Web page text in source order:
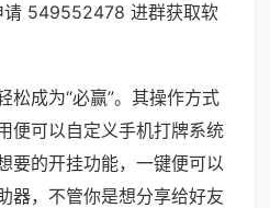
请 549552478 进群获取软
松成为“必赢”。其操作方式
便可以自定义手机打牌系统
要的开挂功能，一键便可以
器，不管你是想分享给好友